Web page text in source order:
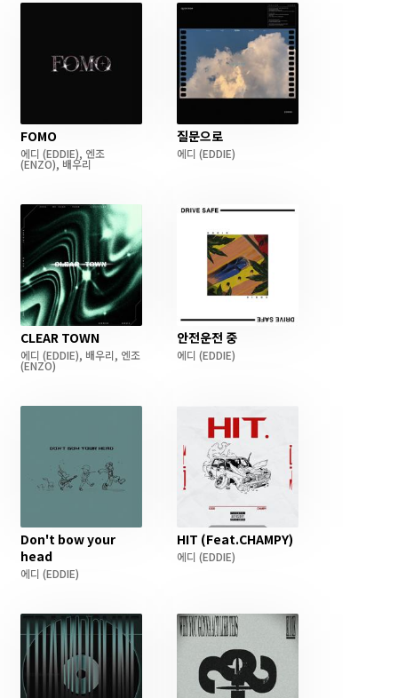
FOMO
에디 (EDDIE), 엔조
(ENZO), 배우리
질문으로
에디 (EDDIE)
CLEAR TOWN
에디 (EDDIE), 배우리, 엔조
(ENZO)
안전운전 중
에디 (EDDIE)
Don't bow your
head
에디 (EDDIE)
HIT (Feat.CHAMPY)
에디 (EDDIE)